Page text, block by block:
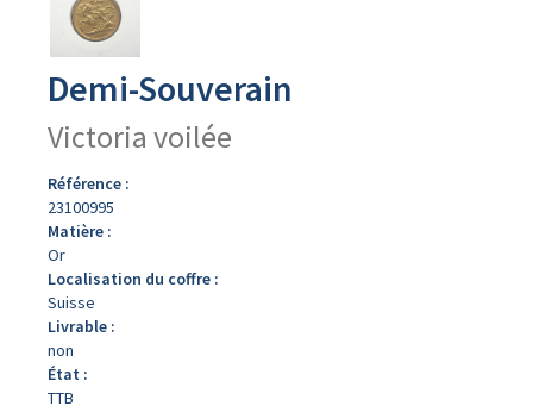
produit
Demi-Souverain
Victoria voilée
Référence :
23100995
Matière :
Or
Localisation du coffre :
Suisse
Livrable :
non
État :
TTB